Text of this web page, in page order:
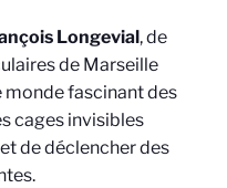
Longevial, de
de Marseille
monde fascinant des
cages invisibles
de déclencher des